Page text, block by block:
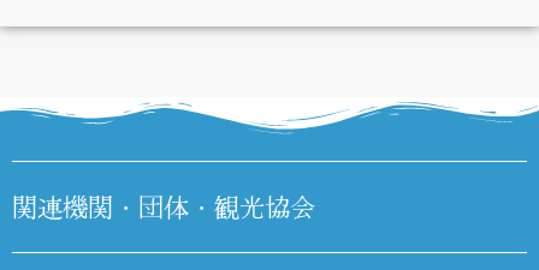
DIARY
関連機関・団体・観光協会